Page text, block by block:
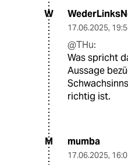
W
17.06.2025,
@THu:
Was spricht
Aussage
richtig ist.
M mumba
17.06.2025,